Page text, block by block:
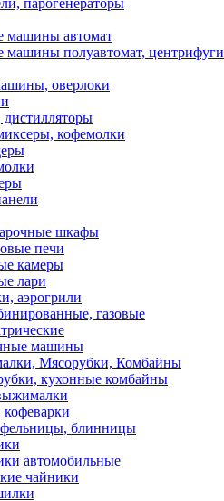
парогенераторы
машины автомат
машины полуавтомат, центрифуги
оверлоки
кофемолки
шкафы
печи
камеры
лари
аэрогрили
газовые
машины
Мясорубки, Комбайны
кухонные комбайны
блинницы
автомобильные
чайники